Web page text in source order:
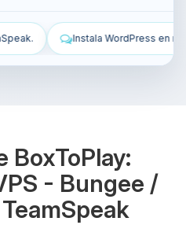
y configúralo. Protege mi
BoxToPlay:
- Bungee /